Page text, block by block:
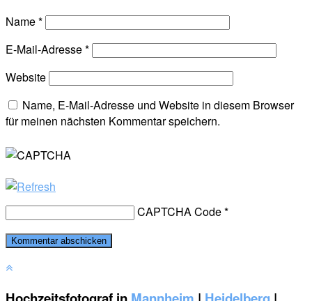
Name*
E-Mail-Adresse*
Website
Name, E-Mail-Adresse und Website in diesem Browser
für meinen nächsten Kommentar speichern.
CAPTCHA Code*